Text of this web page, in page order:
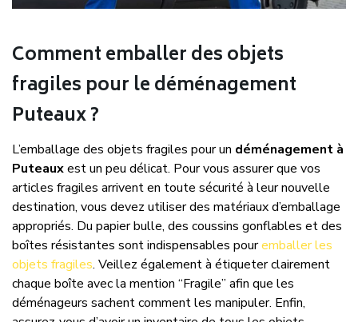
Comment emballer des objets
fragiles pour le déménagement
Puteaux ?
L’emballage des objets fragiles pour un déménagement à
Puteauxest un peu délicat. Pour vous assurer que vos
articles fragiles arrivent en toute sécurité à leur nouvelle
destination, vous devez utiliser des matériaux d’emballage
appropriés. Du papier bulle, des coussins gonflables et des
boîtes résistantes sont indispensables pouremballer les
objets fragiles. Veillez également à étiqueter clairement
chaque boîte avec la mention “Fragile” afin que les
déménageurs sachent comment les manipuler. Enfin,